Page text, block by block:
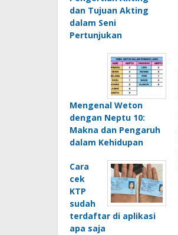
dan Tujuan Akting
dalam Seni
Pertunjukan
Mengenal Weton
dengan Neptu 10:
Makna dan Pengaruh
dalam Kehidupan
Cara
cek
KTP
sudah
terdaftar di aplikasi
apa saja